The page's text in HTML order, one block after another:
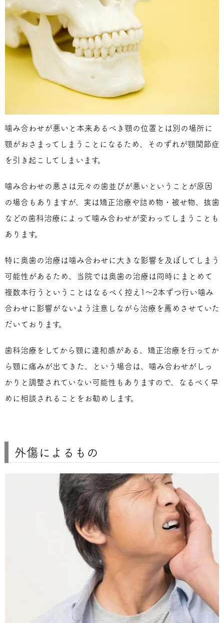
噛み合わせが悪いと本来あるべき顎の位置とは別の場所に
顎がおさまってしまうことになるため、そのずれが顎関節症
を引き起こしてしまいます。
噛み合わせの悪さは元々の歯並びが悪いということが原因
の場合もありますが、実は矯正治療や詰め物・被せ物、抜歯
などの歯科治療によって噛み合わせが変わってしまうことも
あります。
特に奥歯の治療は噛み合わせに大きな影響を及ぼしてしまう
可能性があるため、当院では奥歯の治療は同時にまとめて
複数本行うということはなるべく控え1～2本ずつ行い噛み
合わせに影響がないよう注意しながら治療を薦めさせていた
だいております。
歯科治療をしてから顎に違和感がある、矯正治療を行ってか
ら顎に痛みが出てきた、という場合は、噛み合わせがしっ
かりと調整されていない可能性もありますので、なるべく早
めに相談されることをお勧めします。
外傷によるもの